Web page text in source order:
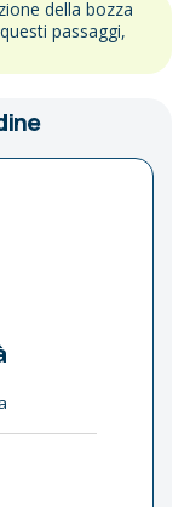
della bozza
passaggi,